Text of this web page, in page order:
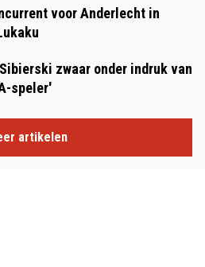
voor Anderlecht in
zwaar onder indruk van
speler'
artikelen